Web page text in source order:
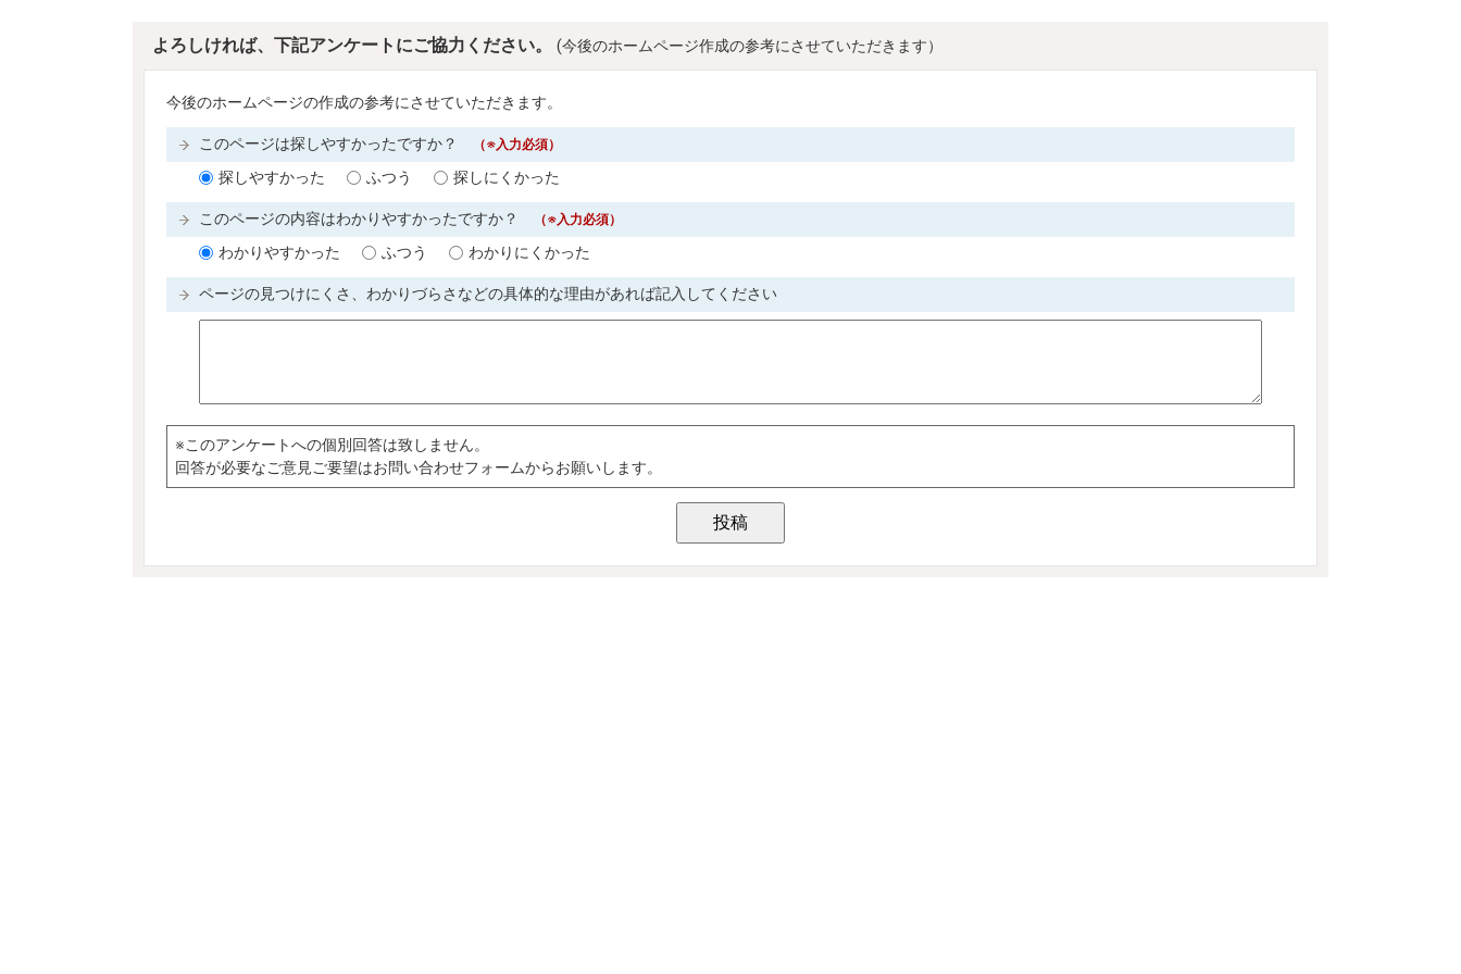
よろしければ、下記アンケートにご協力ください。 (今後のホームページ作成の参考にさせていただきます）
今後のホームページの作成の参考にさせていただきます。
このページは探しやすかったですか？ （※入力必須）
探しやすかった ふつう 探しにくかった
このページの内容はわかりやすかったですか？ （※入力必須）
わかりやすかった ふつう わかりにくかった
ページの見つけにくさ、わかりづらさなどの具体的な理由があれば記入してください
※このアンケートへの個別回答は致しません。
回答が必要なご意見ご要望はお問い合わせフォームからお願いします。